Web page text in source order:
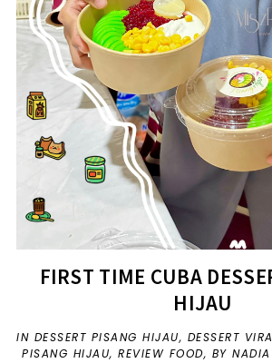
FIRST TIME CUBA
HIJAU
IN DESSERT PISANG HIJAU, DESSERT
PISANG HIJAU, REVIEW FOOD, BY